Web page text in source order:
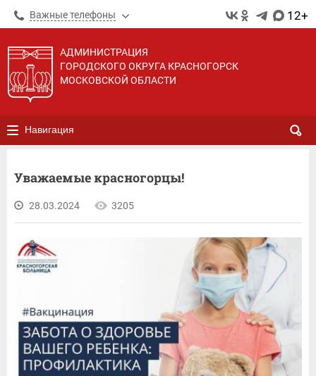
Важные телефоны 12+
АДМИНИСТРАЦИЯ
ГОРОДСКОГО ОКРУГА КРАСНОГОРСК
МОСКОВСКОЙ ОБЛАСТИ
Навигация
Уважаемые красногорцы!
28.03.2024 3205